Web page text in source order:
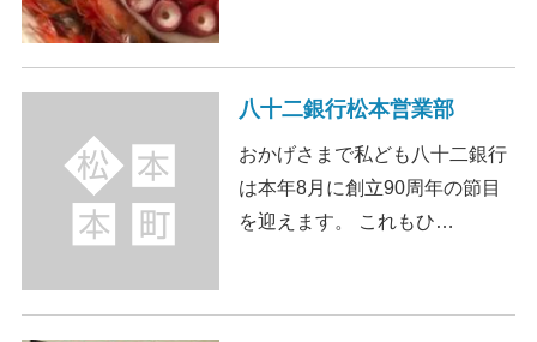
八十二銀行松本営業部
おかげさまで私ども八十二銀行
は本年8月に創立90周年の節目
を迎えます。 これもひ…